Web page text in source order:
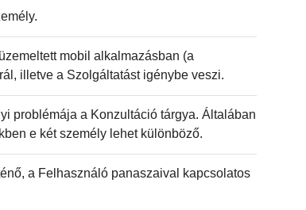
mobil alkalmazásban (a
illetve a Szolgáltatást igénybe veszi.
problémája a Konzultáció tárgya. Általában
e két személy lehet különböző.
a Felhasználó panaszaival kapcsolatos